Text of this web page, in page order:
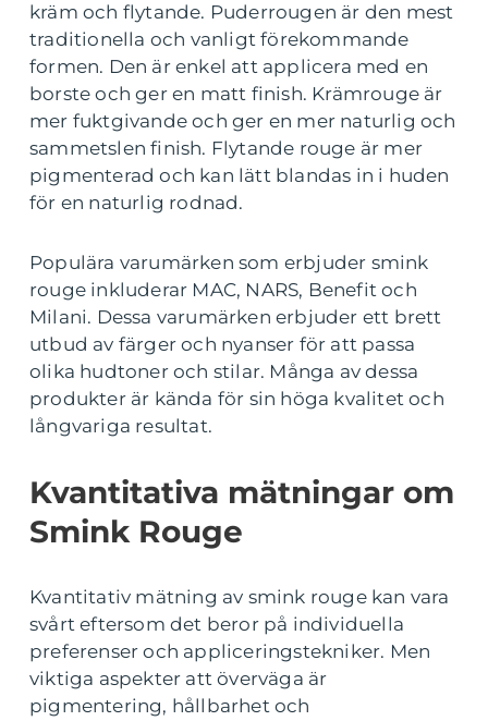
kräm och flytande. Puderrougen är den mest
traditionella och vanligt förekommande
formen. Den är enkel att applicera med en
borste och ger en matt finish. Krämrouge är
mer fuktgivande och ger en mer naturlig och
sammetslen finish. Flytande rouge är mer
pigmenterad och kan lätt blandas in i huden
för en naturlig rodnad.
Populära varumärken som erbjuder smink
rouge inkluderar MAC, NARS, Benefit och
Milani. Dessa varumärken erbjuder ett brett
utbud av färger och nyanser för att passa
olika hudtoner och stilar. Många av dessa
produkter är kända för sin höga kvalitet och
långvariga resultat.
Kvantitativa mätningar om
Smink Rouge
Kvantitativ mätning av smink rouge kan vara
svårt eftersom det beror på individuella
preferenser och appliceringstekniker. Men
viktiga aspekter att överväga är
pigmentering, hållbarhet och